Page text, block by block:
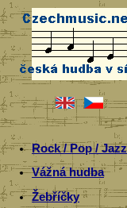
Rock / Pop / Jazz
Vážná hudba
Žebříčky